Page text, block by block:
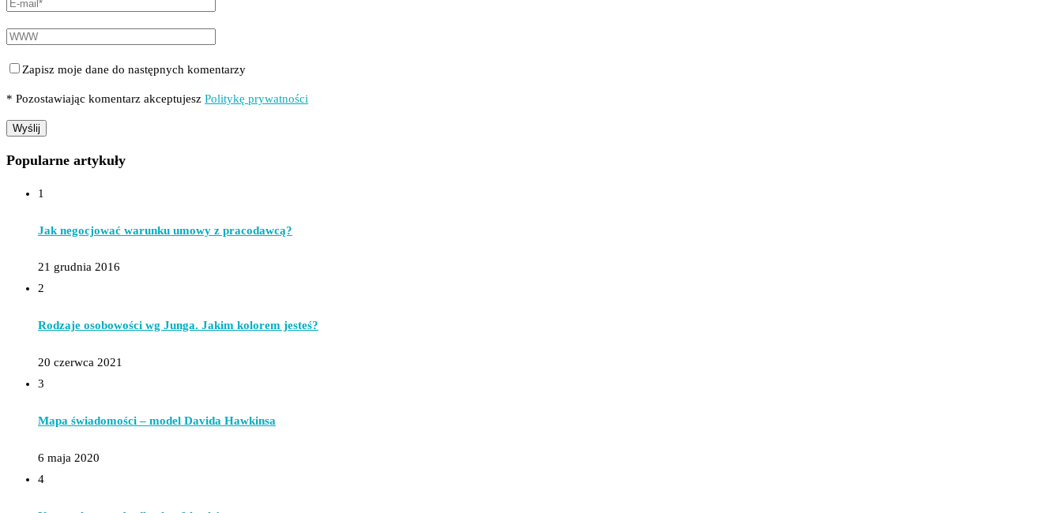
Zapisz moje dane do następnych komentarzy
* Pozostawiając komentarz akceptujesz Politykę prywatności
Popularne artykuły
1
Jak negocjować warunku umowy z pracodawcą?
21 grudnia 2016
2
Rodzaje osobowości wg Junga. Jakim kolorem jesteś?
20 czerwca 2021
3
Mapa świadomości – model Davida Hawkinsa
6 maja 2020
4